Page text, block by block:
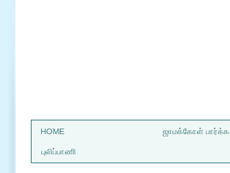
HOME ஜாமக்கோள் பார்க்க
புலிப்பாணி